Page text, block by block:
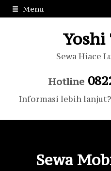
Menu
Yoshi
Sewa Hiace
Hotline
Informasi lebih lanjut?
Sewa